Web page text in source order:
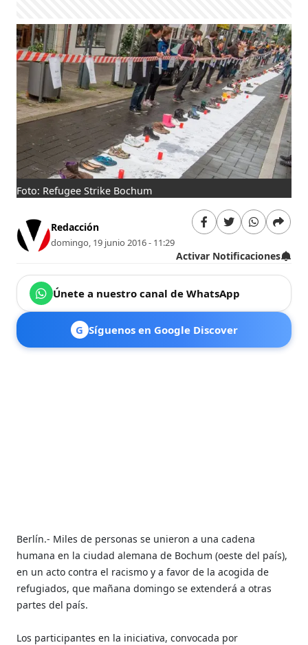
Foto: Refugee Strike Bochum
Redacción
domingo, 19 junio 2016 - 11:29
Activar Notificaciones
Únete a nuestro canal de WhatsApp
G Síguenos en Google Discover
Berlín.- Miles de personas se unieron a una cadena
humana en la ciudad alemana de Bochum (oeste del país),
en un acto contra el racismo y a favor de la acogida de
refugiados, que mañana domingo se extenderá a otras
partes del país.
Los participantes en la iniciativa, convocada por